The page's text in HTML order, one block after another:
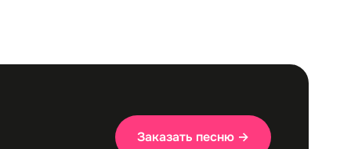
Заказать песню →